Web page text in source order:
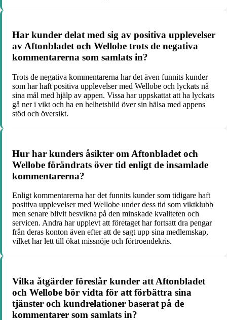
Har kunder delat med sig av positiva upplevelser
av Aftonbladet och Wellobe trots de negativa
kommentarerna som samlats in?
Trots de negativa kommentarerna har det även funnits kunder
som har haft positiva upplevelser med Wellobe och lyckats nå
sina mål med hjälp av appen. Vissa har uppskattat att ha lyckats
gå ner i vikt och ha en helhetsbild över sin hälsa med appens
stöd och översikt.
Hur har kunders åsikter om Aftonbladet och
Wellobe förändrats över tid enligt de insamlade
kommentarerna?
Enligt kommentarerna har det funnits kunder som tidigare haft
positiva upplevelser med Wellobe under dess tid som viktklubb
men senare blivit besvikna på den minskade kvaliteten och
servicen. Andra har upplevt att företaget har fortsatt dra pengar
från deras konton även efter att de sagt upp sina medlemskap,
vilket har lett till ökat missnöje och förtroendekris.
Vilka åtgärder föreslår kunder att Aftonbladet
och Wellobe bör vidta för att förbättra sina
tjänster och kundrelationer baserat på de
kommentarer som samlats in?